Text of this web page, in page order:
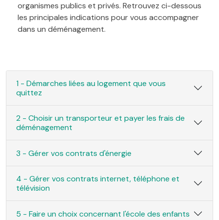
organismes publics et privés. Retrouvez ci-dessous
les principales indications pour vous accompagner
dans un déménagement.
1 - Démarches liées au logement que vous
quittez
2 - Choisir un transporteur et payer les frais de
déménagement
3 - Gérer vos contrats d'énergie
4 - Gérer vos contrats internet, téléphone et
télévision
5 - Faire un choix concernant l'école des enfants